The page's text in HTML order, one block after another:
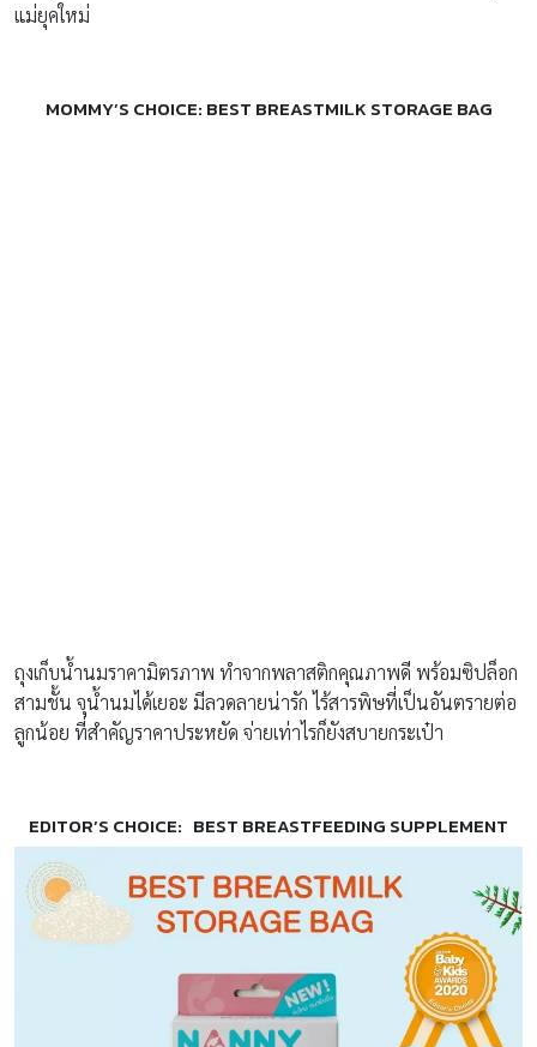
แม่ยุคใหม่
MOMMY’S CHOICE: BEST BREASTMILK STORAGE BAG
ถุงเก็บน้ำนมราคามิตรภาพ ทำจากพลาสติกคุณภาพดี พร้อมซิปล็อก
สามชั้น จุน้ำนมได้เยอะ มีลวดลายน่ารัก ไร้สารพิษที่เป็นอันตรายต่อ
ลูกน้อย ที่สำคัญราคาประหยัด จ่ายเท่าไรก็ยังสบายกระเป๋า
EDITOR’S CHOICE: BEST BREASTFEEDING SUPPLEMENT